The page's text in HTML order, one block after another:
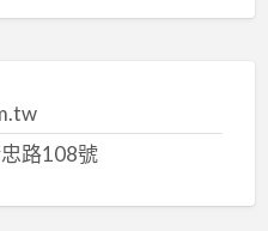
路108號